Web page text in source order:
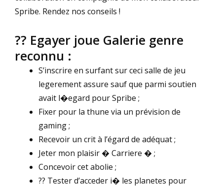
Spribe. Rendez nos conseils !
?? Egayer joue Galerie genre
reconnu :
S’inscrire en surfant sur ceci salle de jeu
legerement assure sauf que parmi soutien
avait l�egard pour Spribe ;
Fixer pour la thune via un prévision de
gaming ;
Recevoir un crit à l’égard de adéquat ;
Jeter mon plaisir � Carriere � ;
Concevoir cet abolie ;
?? Tester d’acceder i� les planetes pour